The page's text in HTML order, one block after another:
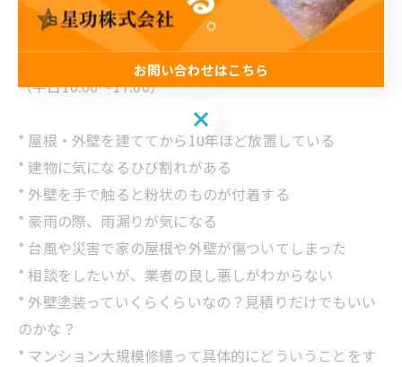
住所：大阪市阿倍野区万代1-1-6-1階
お問い合わせ窓口：06-6615-9819
（平日10:00～17:00）
* 屋根・外壁を建ててから10年ほど放置している
* 建物に気になるひび割れがある
* 外壁を手で触ると粉状のものが付着する
* 豪雨の際、雨漏りが気になる
* 台風や災害で家の屋根や外壁が傷ついてしまった
* 相談をしたいが、業者の良し悪しがわからない
* 外壁塗装っていくらくらいなの？見積りだけでもいい
のかな？
* マンション大規模修繕って具体的にどういうことをす
お問い合わせはこちら
お問い合わせはこちら